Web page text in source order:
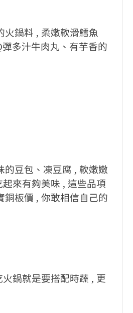
火鍋料 , 柔嫩軟滑鱈魚
多汁牛肉丸、有芋香的
的豆包、凍豆腐 , 軟嫩嫩
來有夠美味 , 這些品項
銅板價 , 你敢相信自己的
鍋就是要搭配時蔬 , 更